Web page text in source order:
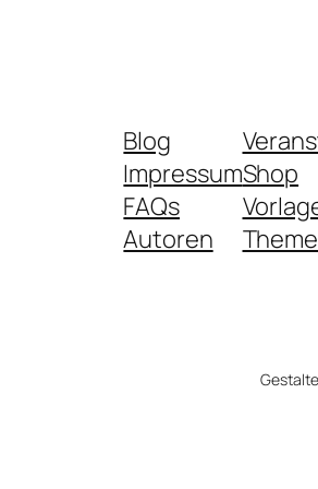
Blog
Impressum
FAQs
Autoren
Shop